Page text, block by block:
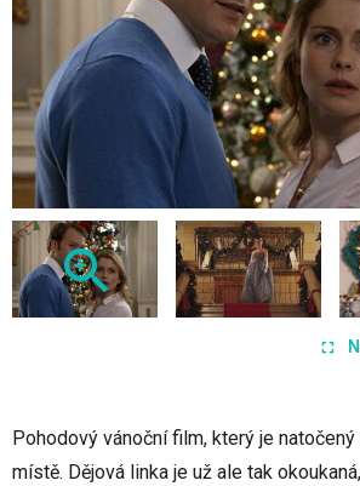
Pohodový vánoční film, který je
místě. Dějová linka je už ale tak